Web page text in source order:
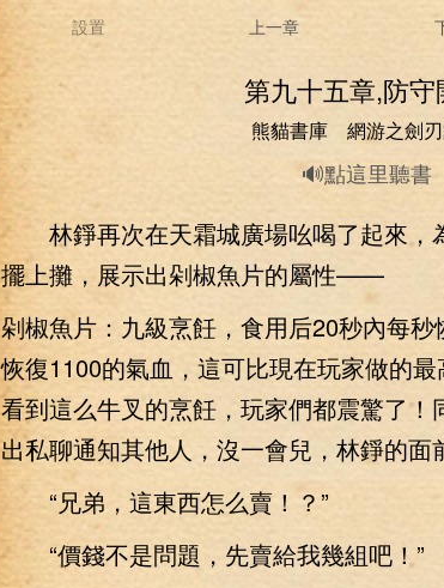
設置 上一章
第九十五章,防守
熊貓書庫 網游之劍
🔊點這里聽書
林錚再次在天霜城廣場吆喝了起來，
擺上攤，展示出剁椒魚片的屬性——
剁椒魚片：九級烹飪，食用后20秒內
恢復1100的氣血，這可比現在玩家做的最
看到這么牛叉的烹飪，玩家們都震驚了
出私聊通知其他人，沒一會兒，林錚的面
“兄弟，這東西怎么賣！？”
“價錢不是問題，先賣給我幾組吧！”